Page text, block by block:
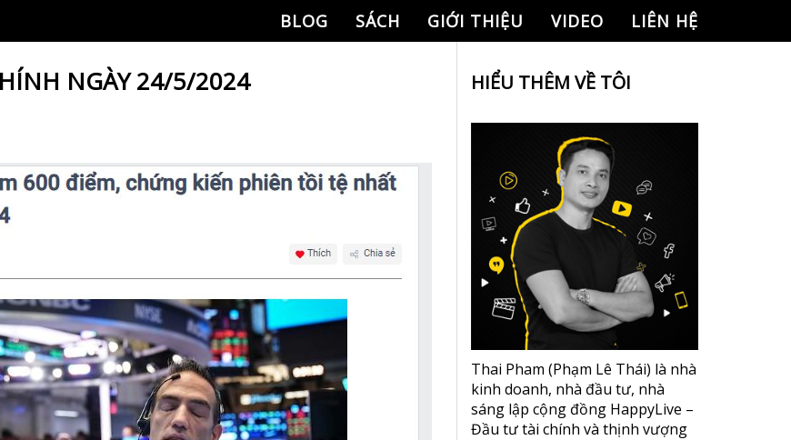
BLOG SÁCH GIỚI THIỆU VIDEO LIÊN HỆ
NGÀY 24/5/2024 HIỂU THÊM VỀ TÔI
Thai Pham (Phạm Lê Thái) là nhà
kinh doanh, nhà đầu tư, nhà
sáng lập cộng đồng HappyLive –
Đầu tư tài chính và thịnh vượng